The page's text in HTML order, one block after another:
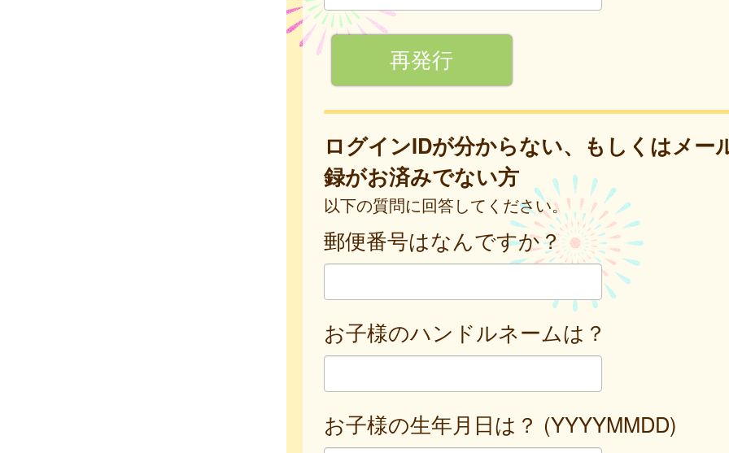
ログインIDが分からない、もしくはメー
録がお済みでない方
以下の質問に回答してください。
郵便番号はなんですか？
お子様のハンドルネームは？
お子様の生年月日は？ (YYYYMMDD)